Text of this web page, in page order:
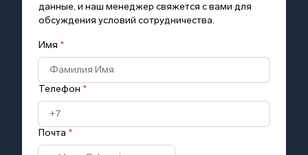
данные, и наш менеджер свяжется с вами для
обсуждения условий сотрудничества.
Имя *
Телефон *
Почта *